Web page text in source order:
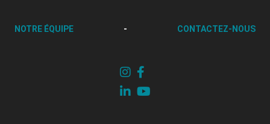
NOTRE ÉQUIPE - CONTACTEZ-NOUS